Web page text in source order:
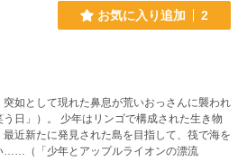
お気に入り追加 2
如として現れた鼻息が荒いおっさんに襲われ
日」）。 少年はリンゴで構成された生き物
近新たに発見された島を目指して、筏で海を
……（「少年とアップルライオンの漂流